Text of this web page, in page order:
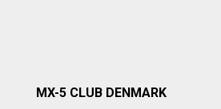
MX-5 CLUB DENMARK